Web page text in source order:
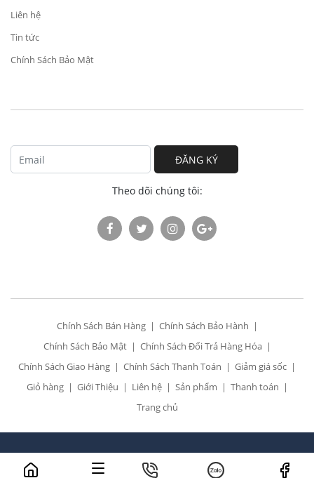
Liên hệ
Tin tức
Chính Sách Bảo Mật
ĐĂNG KÝ
Theo dõi chúng tôi:
Chính Sách Bán Hàng
Chính Sách Bảo Hành
Chính Sách Bảo Mật
Chính Sách Đổi Trả Hàng Hóa
Chính Sách Giao Hàng
Chính Sách Thanh Toán
Giảm giá sốc
Giỏ hàng
Giới Thiệu Liên hệ Sản phẩm
Thanh toán
Trang chủ
All Rights Reserved. Designed bySiêu thị điện 24h